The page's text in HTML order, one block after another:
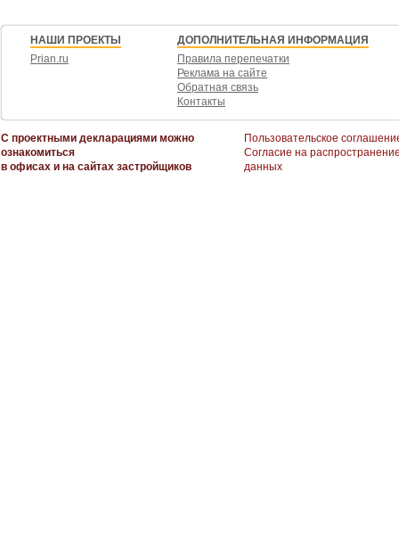
В арендную ставку включены эксплуатационные расходы, коммунальные
НАШИ ПРОЕКТЫ
Prian.ru
ДОПОЛНИТЕЛЬНАЯ ИНФОРМАЦИЯ
Правила перепечатки
Реклама на сайте
Обратная связь
Контакты
С проектными декларациями можно
ознакомиться
в офисах и на сайтах застройщиков
Пользовательское
Согласие на
данных